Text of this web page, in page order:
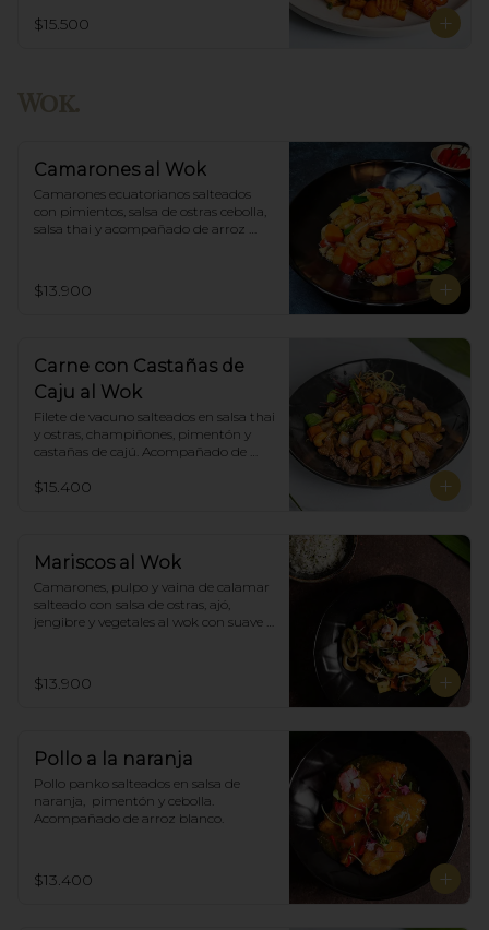
$15.500
Camarones al Wok
Camarones ecuatorianos salteados
con pimientos, salsa de ostras cebolla,
salsa thai y acompañado de arroz
$13.900
Carne con Castañas de
Caju al Wok
Filete de vacuno salteados en salsa thai
y ostras, champiñones, pimentón y
castañas de cajú. Acompañado de
$15.400
Mariscos al Wok
Camarones, pulpo y vaina de calamar
salteado con salsa de ostras, ajó,
jengibre y vegetales al wok con suave
$13.900
Pollo a la naranja
Pollo panko salteados en salsa de
naranja,  pimentón y cebolla.
Acompañado de arroz blanco.
$13.400